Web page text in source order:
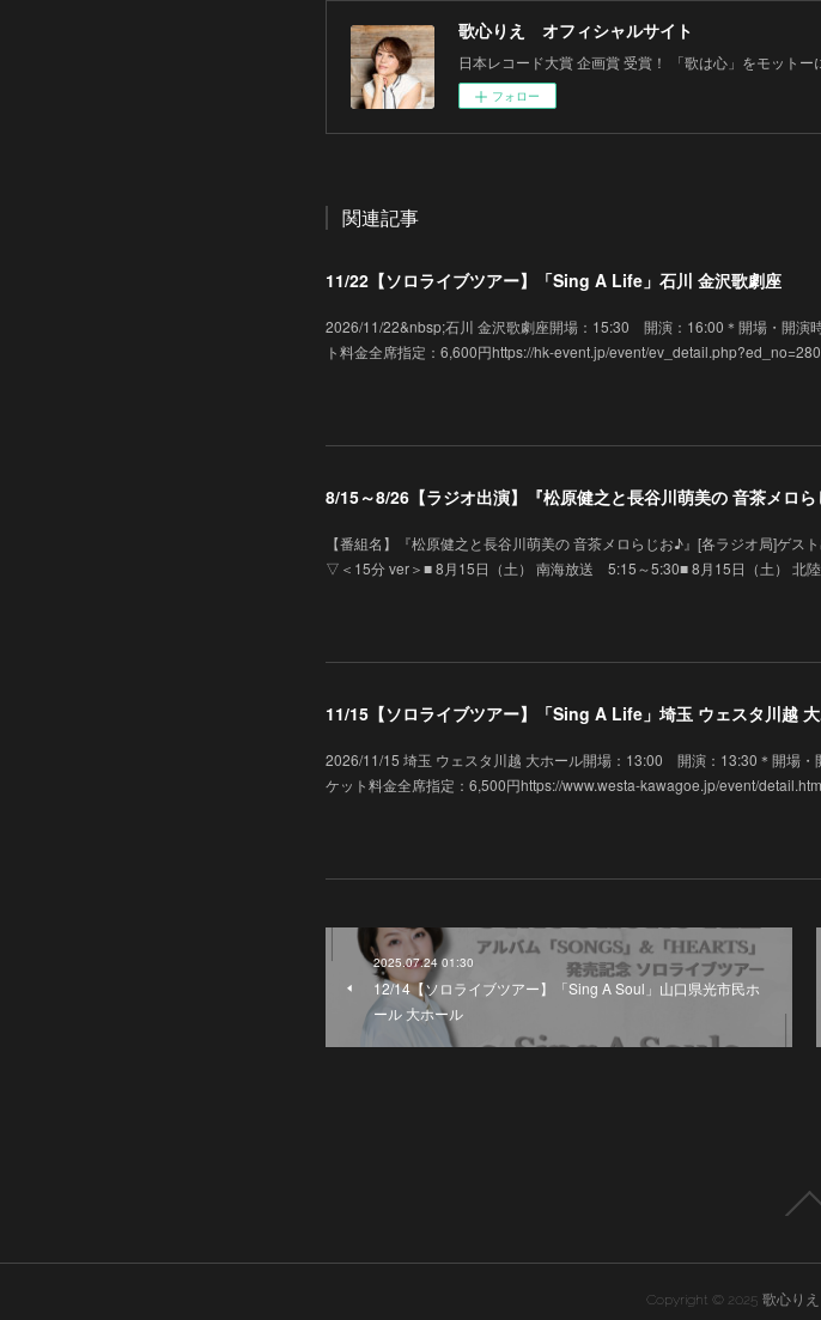
歌心りえ オフィシャルサイト
日本レコード大賞 企画賞 受賞！ 「歌は心」をモットー
フォロー
関連記事
11/22【ソロライブツアー】「Sing A Life」石川 金沢歌劇座
2026/11/22&nbsp;石川 金沢歌劇座開場：15:30 開演：16:00＊開場・開演
ト料金全席指定：6,600円https://hk-event.jp/event/
8/15～8/26【ラジオ出演】『松原健之と長谷川萌美の 音茶メロら
【番組名】『松原健之と長谷川萌美の 音茶メロらじお♪』[各ラジオ局]ゲス
▽＜15分 ver＞■ 8月15日（土） 南海放送 5:15～5:30■ 8月15日（土） 北
11/15【ソロライブツアー】「Sing A Life」埼玉 ウェスタ川越
2026/11/15 埼玉 ウェスタ川越 大ホール開場：13:00 開演：13:30＊開場・
ケット料金全席指定：6,500円https://www.westa-kawagoe.jp/event/
2025.07.24 01:30
12/14【ソロライブツアー】「Sing A Soul」山口県光市民ホ
ール 大ホール
Copyright © 2025 歌心り